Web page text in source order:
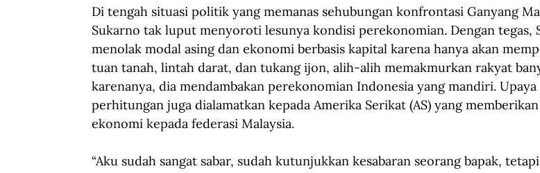
Di tengah situasi politik yang memanas sehubungan konfrontasi Ganyang
Sukarno tak luput menyoroti lesunya kondisi perekonomian. Dengan tegas,
menolak modal asing dan ekonomi berbasis kapital karena hanya akan
tuan tanah, lintah darat, dan tukang ijon, alih-alih memakmurkan rakyat
karenanya, dia mendambakan perekonomian Indonesia yang mandiri. Upaya
perhitungan juga dialamatkan kepada Amerika Serikat (AS) yang
ekonomi kepada federasi Malaysia.
“Aku sudah sangat sabar, sudah kutunjukkan kesabaran seorang bapak, tetapi